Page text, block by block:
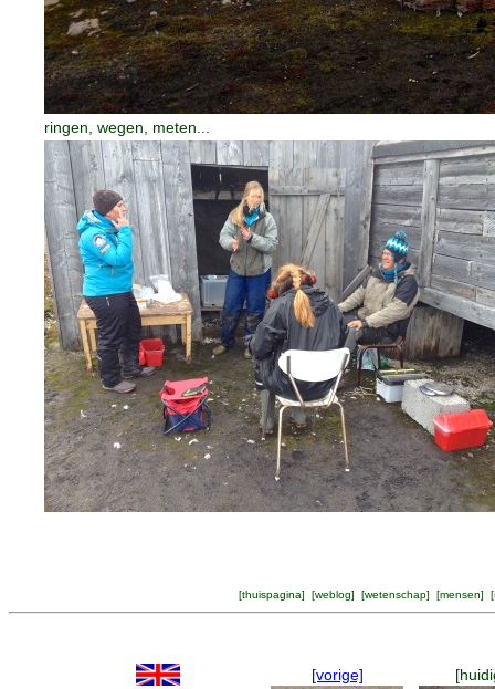
ringen, wegen, meten...
[thuispagina] [weblog] [wetenschap] [mensen] [
[vorige]